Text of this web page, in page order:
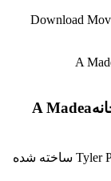
Download
درباره فیلم سینمایی بازگشت مادیا به خانهA Madea
این فیلم خارجی به کارگردانی و نویسندگی Tyler Perry ساخته شده